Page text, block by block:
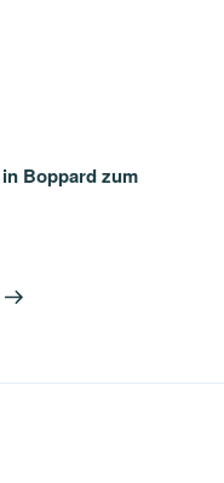
Boppard zum